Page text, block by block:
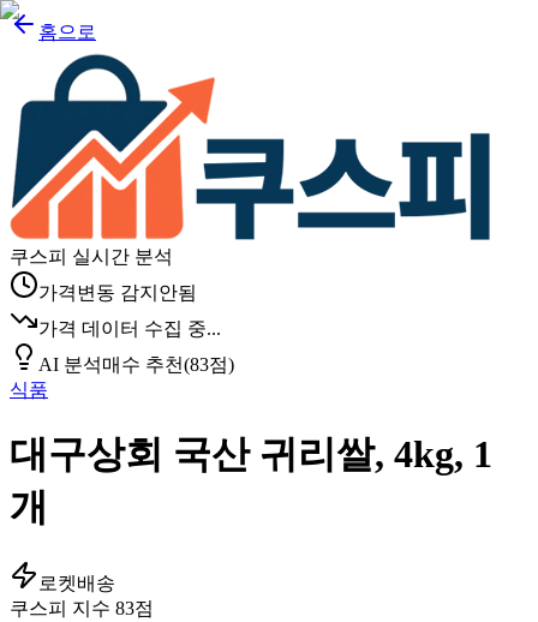
홈으로
쿠스피 실시간 분석
가격변동 감지안됨
가격 데이터 수집 중...
AI 분석매수 추천(83점)
식품
대구상회 국산 귀리쌀, 4kg, 1
개
로켓배송
쿠스피 지수 83점